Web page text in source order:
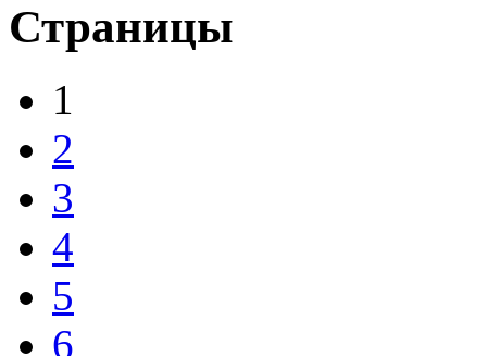
Страницы
1
2
3
4
5
6